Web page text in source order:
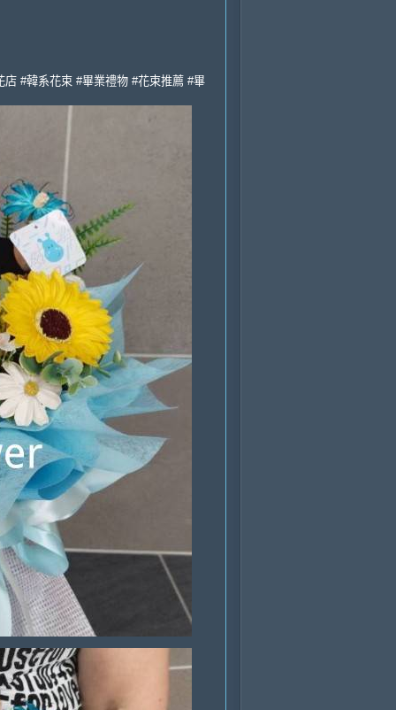
#韓系花束 #畢業禮物 #花束推薦 #畢